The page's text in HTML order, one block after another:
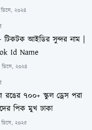
২০২৪
টিকটক আইডির সুন্দর নাম |
Id Name
২০২৪
রঙের ৭০০+ স্কুল ড্রেস পরা
পিক মুখ ঢাকা
২০২৫